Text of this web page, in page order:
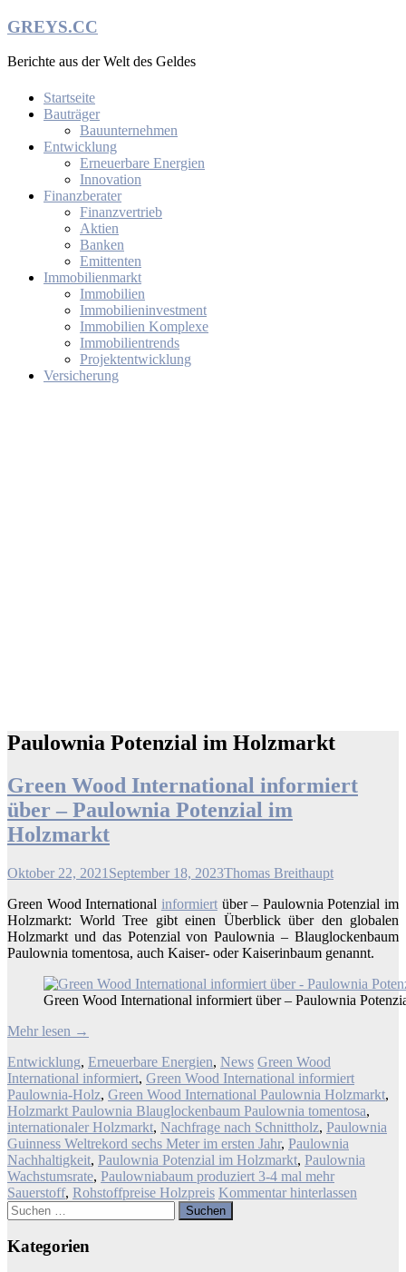
Zum
springen
GREYS.CC
Berichte aus der Welt des Geldes
Startseite
Bauträger
Bauunternehmen
Entwicklung
Erneuerbare Energien
Innovation
Finanzberater
Finanzvertrieb
Aktien
Banken
Emittenten
Immobilienmarkt
Immobilien
Immobilieninvestment
Immobilien Komplexe
Immobilientrends
Projektentwicklung
Versicherung
Paulownia Potenzial im Holzmarkt
Green Wood International informiert
über – Paulownia Potenzial im
Holzmarkt
Oktober 22, 2021 September 18, 2023Thomas Breithaupt
Green Wood International informiertüber – Paulownia Potenzial im
Holzmarkt: World Tree gibt einen Überblick über den globalen
Holzmarkt und das Potenzial von Paulownia – Blauglockenbaum
Paulownia tomentosa, auch Kaiser- oder Kaiserinbaum genannt.
Green Wood International informiert über – Paulownia
Mehr lesen →
Entwicklung, Erneuerbare Energien, News Green Wood
International informiert, Green Wood International informiert
Paulownia-Holz, Green Wood International Paulownia Holzmarkt,
Holzmarkt Paulownia Blauglockenbaum Paulownia tomentosa,
internationaler Holzmarkt, Nachfrage nach Schnittholz, Paulownia
Guinness Weltrekord sechs Meter im ersten Jahr, Paulownia
Nachhaltigkeit, Paulownia Potenzial im Holzmarkt, Paulownia
Wachstumsrate, Paulowniabaum produziert 3-4 mal mehr
Sauerstoff, Rohstoffpreise Holzpreis Kommentar hinterlassen
Suchen
nach:
Kategorien